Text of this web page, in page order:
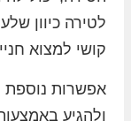
לטירה כיוון
קושי למצוא
אפשרות
ולהגיע